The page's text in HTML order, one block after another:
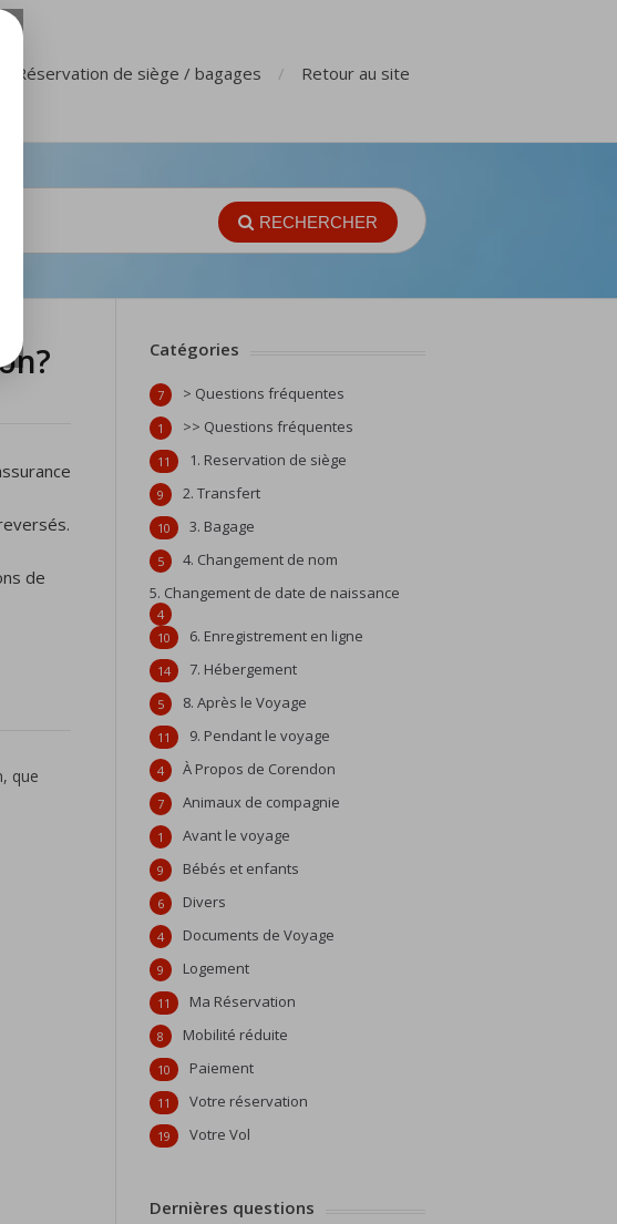
Réservation de siège / bagages Retour au site
RECHERCHER
de
que
Catégories
> Questions fréquentes
7
>> Questions fréquentes
1
1. Reservation de siège
11
2. Transfert
9
3. Bagage
10
4. Changement de nom
5
5. Changement de date de naissance
4
6. Enregistrement en ligne
10
7. Hébergement
14
8. Après le Voyage
5
9. Pendant le voyage
11
À Propos de Corendon
4
Animaux de compagnie
7
Avant le voyage
1
Bébés et enfants
9
Divers
6
Documents de Voyage
4
Logement
9
Ma Réservation
11
Mobilité réduite
8
Paiement
10
Votre réservation
11
Votre Vol
19
Dernières questions